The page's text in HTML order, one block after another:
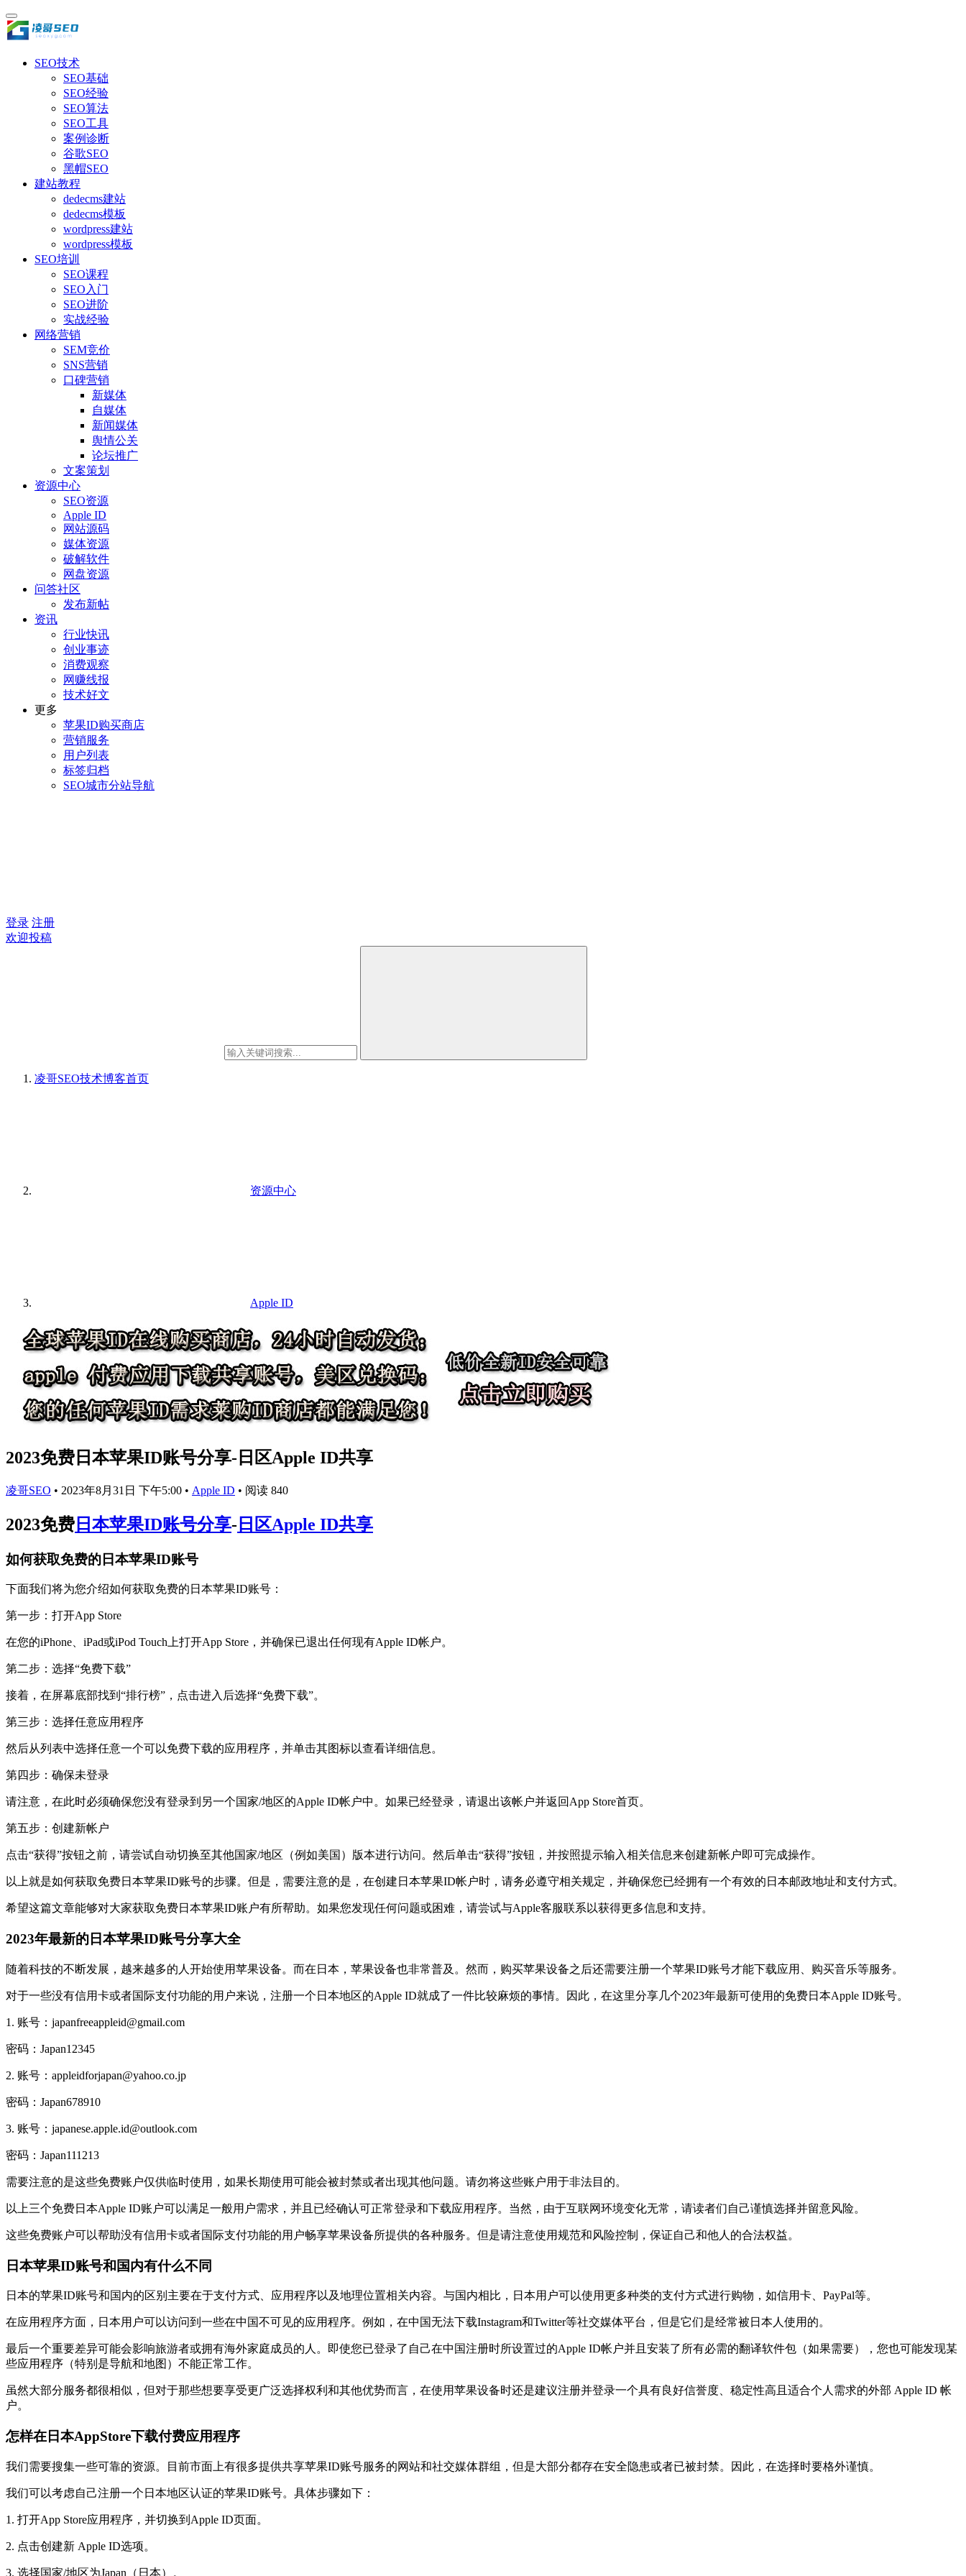
SEO技术
SEO基础
SEO经验
SEO算法
SEO工具
案例诊断
谷歌SEO
黑帽SEO
建站教程
dedecms建站
dedecms模板
wordpress建站
wordpress模板
SEO培训
SEO课程
SEO入门
SEO进阶
实战经验
网络营销
SEM竞价
SNS营销
口碑营销
新媒体
自媒体
新闻媒体
舆情公关
论坛推广
文案策划
资源中心
SEO资源
Apple ID
网站源码
媒体资源
破解软件
网盘资源
问答社区
发布新帖
资讯
行业快讯
创业事迹
消费观察
网赚线报
技术好文
更多
苹果ID购买商店
营销服务
用户列表
标签归档
SEO城市分站导航
登录 注册
欢迎投稿
凌哥SEO技术博客首页
资源中心
Apple ID
2023免费日本苹果ID账号分享-日区Apple ID共享
凌哥SEO • 2023年8月31日 下午5:00 • Apple ID • 阅读 840
2023免费 日本苹果ID账号分享- 日区Apple ID共享
如何获取免费的日本苹果ID账号
下面我们将为您介绍如何获取免费的日本苹果ID账号：
第一步：打开App Store
在您的iPhone、iPad或iPod Touch上打开App Store，并确保已退出任何现有Apple ID帐户。
第二步：选择“免费下载”
接着，在屏幕底部找到“排行榜”，点击进入后选择“免费下载”。
第三步：选择任意应用程序
然后从列表中选择任意一个可以免费下载的应用程序，并单击其图标以查看详细信息。
第四步：确保未登录
请注意，在此时必须确保您没有登录到另一个国家/地区的Apple ID帐户中。如果已经登录，请退出该帐户并返回App Store首页。
第五步：创建新帐户
点击“获得”按钮之前，请尝试自动切换至其他国家/地区（例如美国）版本进行访问。然后单击“获得”按钮，并按照提示输入相关信息来创建新帐户即可完成操作。
以上就是如何获取免费日本苹果ID账号的步骤。但是，需要注意的是，在创建日本苹果ID帐户时，请务必遵守相关规定，并确保您已经拥有一个有效的日本邮政地址和支付方式。
希望这篇文章能够对大家获取免费日本苹果ID账户有所帮助。如果您发现任何问题或困难，请尝试与Apple客服联系以获得更多信息和支持。
2023年最新的日本苹果ID账号分享大全
随着科技的不断发展，越来越多的人开始使用苹果设备。而在日本，苹果设备也非常普及。然而，购买苹果设备之后还需要注册一个苹果ID账号才能下载应用、购买音乐等服务。
对于一些没有信用卡或者国际支付功能的用户来说，注册一个日本地区的Apple ID就成了一件比较麻烦的事情。因此，在这里分享几个2023年最新可使用的免费日本Apple ID账号。
1. 账号：japanfreeappleid@gmail.com
密码：Japan12345
2. 账号：appleidforjapan@yahoo.co.jp
密码：Japan678910
3. 账号：japanese.apple.id@outlook.com
密码：Japan111213
需要注意的是这些免费账户仅供临时使用，如果长期使用可能会被封禁或者出现其他问题。请勿将这些账户用于非法目的。
以上三个免费日本Apple ID账户可以满足一般用户需求，并且已经确认可正常登录和下载应用程序。当然，由于互联网环境变化无常，请读者们自己谨慎选择并留意风险。
这些免费账户可以帮助没有信用卡或者国际支付功能的用户畅享苹果设备所提供的各种服务。但是请注意使用规范和风险控制，保证自己和他人的合法权益。
日本苹果ID账号和国内有什么不同
日本的苹果ID账号和国内的区别主要在于支付方式、应用程序以及地理位置相关内容。与国内相比，日本用户可以使用更多种类的支付方式进行购物，如信用卡、PayPal等。
在应用程序方面，日本用户可以访问到一些在中国不可见的应用程序。例如，在中国无法下载Instagram和Twitter等社交媒体平台，但是它们是经常被日本人使用的。
最后一个重要差异可能会影响旅游者或拥有海外家庭成员的人。即使您已登录了自己在中国注册时所设置过的Apple ID帐户并且安装了所有必需的翻译软件包（如果需要），您也可能发现某
些应用程序（特别是导航和地图）不能正常工作。
虽然大部分服务都很相似，但对于那些想要享受更广泛选择权利和其他优势而言，在使用苹果设备时还是建议注册并登录一个具有良好信誉度、稳定性高且适合个人需求的外部 Apple ID 帐
户。
怎样在日本AppStore下载付费应用程序
我们需要搜集一些可靠的资源。目前市面上有很多提供共享苹果ID账号服务的网站和社交媒体群组，但是大部分都存在安全隐患或者已被封禁。因此，在选择时要格外谨慎。
我们可以考虑自己注册一个日本地区认证的苹果ID账号。具体步骤如下：
1. 打开App Store应用程序，并切换到Apple ID页面。
2. 点击创建新 Apple ID选项。
3. 选择国家/地区为Japan（日本）。